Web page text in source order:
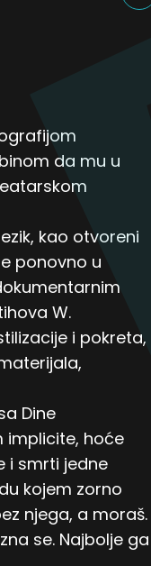
da mu u
kao otvoreni
ponovno u
W.
i pokreta,
Dine
implicite, hoće
i smrti jedne
kojem zorno
njega, a moraš.
se. Najbolje ga